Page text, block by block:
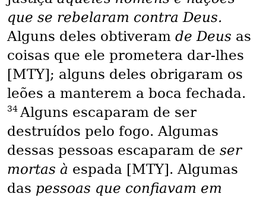
que se rebelaram contra Deus.
Alguns deles obtiveram de Deus as
coisas que ele prometera dar-lhes
[MTY]; alguns deles obrigaram os
leões a manterem a boca fechada.
34 Alguns escaparam de ser
destruídos pelo fogo. Algumas
dessas pessoas escaparam de ser
mortas à espada [MTY]. Algumas
das pessoas que confiavam em